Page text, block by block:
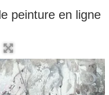
peinture en ligne